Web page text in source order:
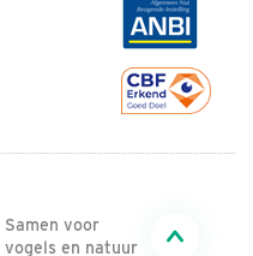
Samen voor
vogels en natuur